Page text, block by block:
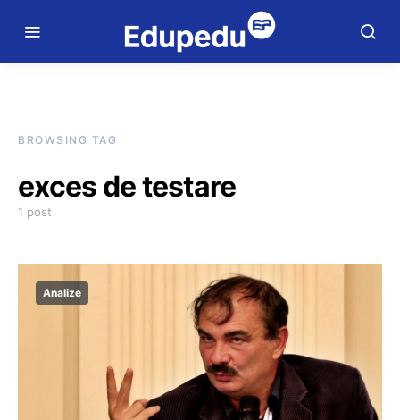
BROWSING TAG
exces de testare
1 post
Analize